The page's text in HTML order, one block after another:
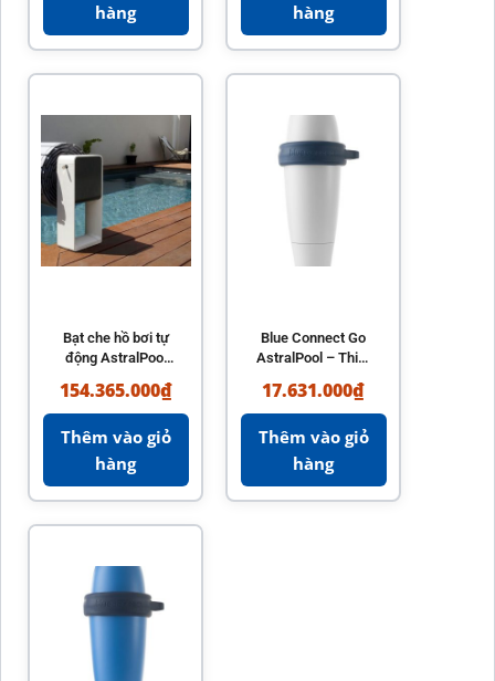
hàng
hàng
Bạt che hồ bơi tự
động AstralPool
tiện lợi
154.365.000₫
Thêm vào giỏ
hàng
Blue Connect Go
AstralPool – Thiết
hồ bơi chính hãng
17.631.000₫
Thêm vào giỏ
hàng